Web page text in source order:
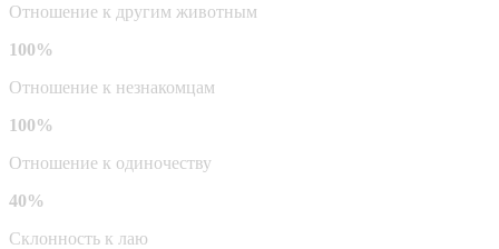
Отношение к другим животным
100%
Отношение к незнакомцам
100%
Отношение к одиночеству
40%
Склонность к лаю